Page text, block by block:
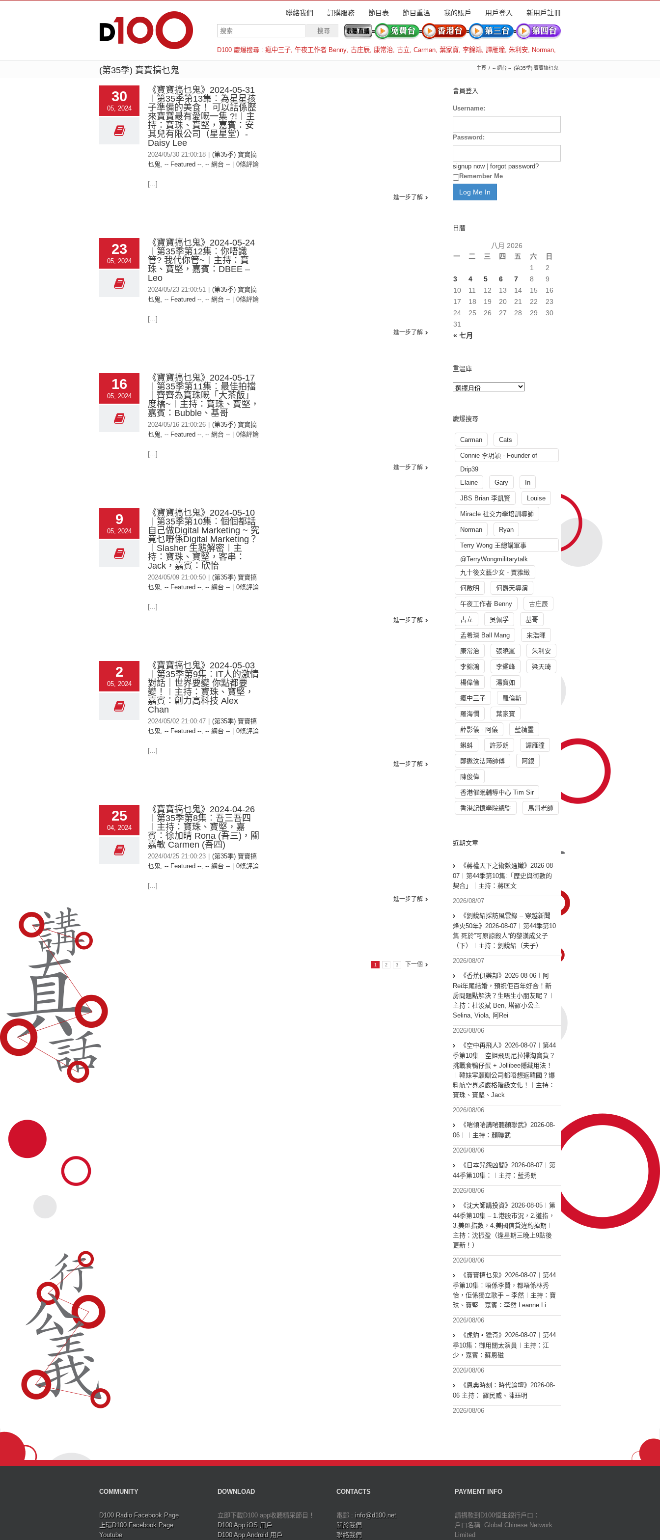
聯絡我們 訂購服務 節目表 節目重溫 我的賬戶 用戶登入 新用戶註冊
D100 慶爆搜尋 : 瘋中三子, 午夜工作者 Benny, 古庄辰, 康常治, 古立, Carman, 葉家寶, 李錦鴻, 譚雁瞳, 朱利安, Norman,
羅倫斯
(第35季) 寶寶搞乜鬼 主頁 -- 網台 -- (第35季) 寶寶搞乜鬼
30
05, 2024
《寶寶搞乜鬼》2024-05-31
︱第35季第13集︰為星星孩
子準備的美食！ 可以話係歷
來寶寶最有愛嘅一集 ?!︱主
持：寶珠、寶堅，嘉賓：安
其兒有限公司（星星堂）-
Daisy Lee
2024/05/30 21:00:18
(第35季) 寶寶搞
乜鬼, -- Featured --, -- 網台 -- 0條評論
[...]
進一步了解
23
05, 2024
《寶寶搞乜鬼》2024-05-24
︱第35季第12集︰你唔識
管? 我代你管~︱主持：寶
珠、寶堅，嘉賓：DBEE –
Leo
2024/05/23 21:00:51
(第35季) 寶寶搞
乜鬼, -- Featured --, -- 網台 -- 0條評論
[...]
進一步了解
16
05, 2024
《寶寶搞乜鬼》2024-05-17
︱第35季第11集︰最佳拍擋
｜齊齊為寶珠嘅「大茶飯」
度橋~︱主持：寶珠、寶堅，
嘉賓：Bubble、基哥
2024/05/16 21:00:26
(第35季) 寶寶搞
乜鬼, -- Featured --, -- 網台 -- 0條評論
[...]
進一步了解
9
05, 2024
《寶寶搞乜鬼》2024-05-10
︱第35季第10集︰個個都話
自己做Digital Marketing ~ 究
竟乜嘢係Digital Marketing？
︱Slasher 生態解密︱主
持：寶珠、寶堅，客串：
Jack，嘉賓：欣怡
2024/05/09 21:00:50
(第35季) 寶寶搞
乜鬼, -- Featured --, -- 網台 -- 0條評論
[...]
進一步了解
2
05, 2024
《寶寶搞乜鬼》2024-05-03
︱第35季第9集︰IT人的激情
對話｜世界要變 你點都要
變！︱主持：寶珠、寶堅，
嘉賓：創力高科技 Alex
Chan
2024/05/02 21:00:47
(第35季) 寶寶搞
乜鬼, -- Featured --, -- 網台 -- 0條評論
[...]
進一步了解
25
04, 2024
《寶寶搞乜鬼》2024-04-26
︱第35季第8集︰吾三吾四
︱主持：寶珠、寶堅，嘉
賓：徐加晴 Rona (吾三)，關
嘉敏 Carmen (吾四)
2024/04/25 21:00:23
(第35季) 寶寶搞
乜鬼, -- Featured --, -- 網台 -- 0條評論
[...]
進一步了解
1 2 3 下一個
會員登入
Username:
Password:
signup now| forgot password?
Remember Me
日曆
八月 2026
一
二 三 四 五 六 日
« 七月
1
2
3
4 5 6 7 8
9
10
11 12 13 14 15
16
17
18 19 20 21 22
23
24
25 26 27 28 29
30
31
重溫庫
慶爆搜尋
Carman Cats
Connie 李玥穎 - Founder of
Drip39
Elaine
Gary In
JBS Brian 李凱賢 Louise
Miracle 社交力學培訓導師
Norman Ryan
Terry Wong 王總講軍事
@TerryWongmilitarytalk
九十後文藝少女 - 賈雅緻
何啟明 何爵天導演
午夜工作者 Benny 古庄辰
古立 吳佩孚 基哥
孟希璘 Ball Mang 宋浩暉
康常治 張曉嵐 朱利安
李錦鴻 李鑑峰 梁天琦
楊偉倫 湯寳如
瘋中三子 羅倫斯
羅海憫 葉家寶
薛影儀 - 阿儀 藍精靈
蝌蚪 許莎朗 譚雁瞳
鄭遨汶法筠師傅 阿銀
陳俊偉
香港催眠輔導中心 Tim Sir
香港記憶學院總監 馬哥老師
近期文章
《蔣權天下之術數通識》2026-08-
07︱第44季第10集:「歴史與術數的
契合」｜主持：蔣匡文
2026/08/07
《劉銳紹採訪風雲錄 – 穿越新聞
烽火50年》2026-08-07︱第44季第10
集 死於”可原諒殺人“的黎漢成父子
（下）︱主持：劉銳紹（夫子）
2026/08/07
《香蕉俱樂部》2026-08-06︱阿
Rei年尾結婚，預祝佢百年好合！新
房問題點解決？生唔生小朋友呢？︱
主持：杜浚斌 Ben, 塔羅小公主
Selina, Viola, 阿Rei
2026/08/06
《空中再飛人》2026-08-07︱第44
季第10集｜空姐飛馬尼拉掃淘寶貨？
挑戰食鴨仔蛋 + Jollibee隱藏用法！
︱韓妹寧願瞓公司都唔想返韓國？爆
料航空界超嚴格階級文化！︱主持：
寶珠、寶堅、Jack
2026/08/06
《啱傾啱講啱聽顏聯武》2026-08-
06︱︱主持：顏聯武
2026/08/06
《日本咒怨凶間》2026-08-07︱第
44季第10集：︱主持：藍秀朗
2026/08/06
《沈大師講投資》2026-08-05︱第
44季第10集 – 1.港股市況，2.道指，
3.美匯指數，4.美國信貸違約掉期︱
主持：沈振盈（逢星期三晚上9點後
更新！）
2026/08/06
《寶寶搞乜鬼》2026-08-07︱第44
季第10集︰唔係李賢，都唔係林秀
怡，佢係獨立歌手 – 李然︱主持：寶
珠、寶堅 嘉賓：李然 Leanne Li
2026/08/06
《虎豹 • 獵奇》2026-08-07︱第44
季10集：御用闊太演員︱主持：江
少，嘉賓：蘇恩磁
2026/08/06
《恩典時刻：時代論壇》2026-08-
06 主持： 羅民威、陳珏明
2026/08/06
COMMUNITY
D100 Radio Facebook Page
上環D100 Facebook Page
Youtube
DOWNLOAD
立即下載D100 app收聽精采節目！
D100 App iOS 用戶
D100 App Android 用戶
CONTACTS
電郵 : info@d100.net
關於我們
聯絡我們
PAYMENT INFO
請捐款到D100恒生銀行戶口：
戶口名稱: Global Chinese Network
Limited